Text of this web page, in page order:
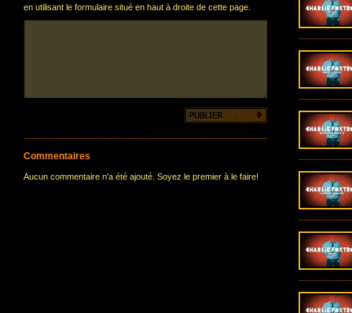
en utilisant le formulaire situé en haut à droite de cette page.
Commentaires
Aucun commentaire n'a été ajouté. Soyez le premier à le faire!